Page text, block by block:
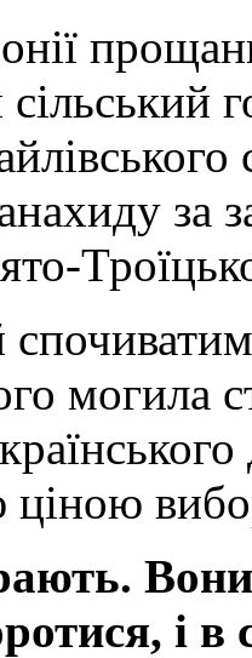
сільський
за
могила
і в